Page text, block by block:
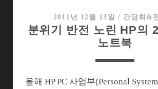
범
은
2011년 12월 13일 / 간담회&
분위기 반전 노린 HP의
노트북
올해 HP PC 사업부(Personal